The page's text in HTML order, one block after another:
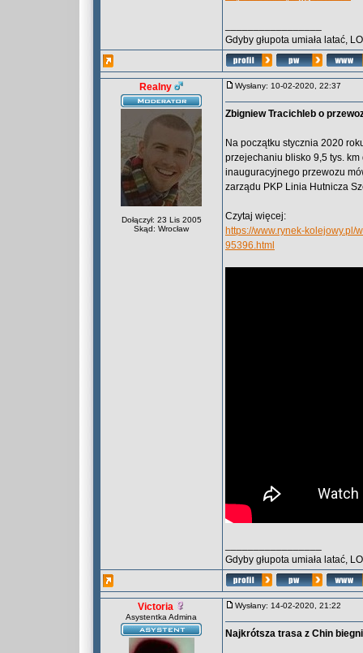
Gdyby głupota umiała latać,
Realny
Dołączył: 23 Lis 2005
Skąd: Wrocław
Wysłany: 10-02-2020, 22:37
Zbigniew Tracichleb o
Na początku stycznia 2020
przejechaniu blisko 9,5 tys. km
inauguracyjnego przewozu
zarządu PKP Linia Hutnicza
Czytaj więcej:
https://www.rynek-
95396.html
Gdyby głupota umiała latać,
Victoria
Asystentka Admina
Wysłany: 14-02-2020, 21:22
Najkrótsza trasa z Chin